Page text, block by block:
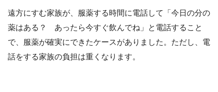
遠方にすむ家族が、服薬する時間に電話して「今日の分の
薬はある？ あったら今すぐ飲んでね」と電話すること
で、服薬が確実にできたケースがありました。ただし、電
話をする家族の負担は重くなります。